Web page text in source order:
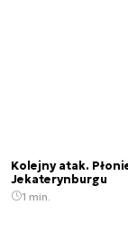
Kolejny atak.
Jekaterynburgu
1 min.